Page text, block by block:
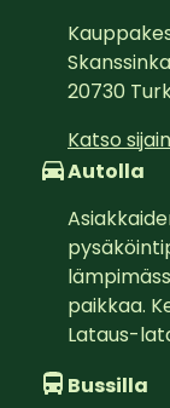
20730
Katso
Autolla
paikkaa.
Lataus-
Bussilla